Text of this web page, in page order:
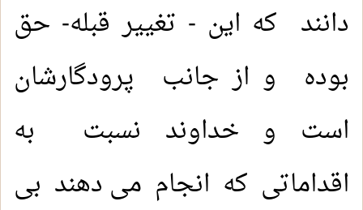
دانند که این - تغییر قبله- حق
بوده و از جانب پرودگارشان
است و خداوند نسبت به
اقداماتی که انجام می دهند بی